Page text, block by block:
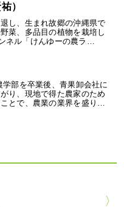
）
し、生まれ故郷の沖縄県で
菜、多品目の植物を栽培し
ネル「けんゆーの農ラ…
部を卒業後、青果卸会社に
り、現地で得た農家のため
とで、農業の業界を盛り…